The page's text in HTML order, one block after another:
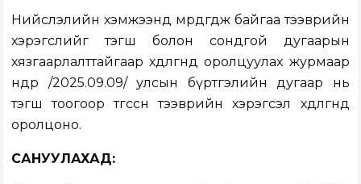
Нийслэлийн хэмжээнд мөрдөгдөж байгаа тээврийн
хэрэгслийг тэгш болон сондгой дугаарын
хязгаарлалттайгаар хөдөлгөөнд оролцуулах журмаар
өнөөдөр /2025.09.09/ улсын бүртгэлийн дугаар нь
тэгш тоогоор төгссөн тээврийн хэрэгсэл хөдөлгөөнд
оролцоно.
САНУУЛАХАД: